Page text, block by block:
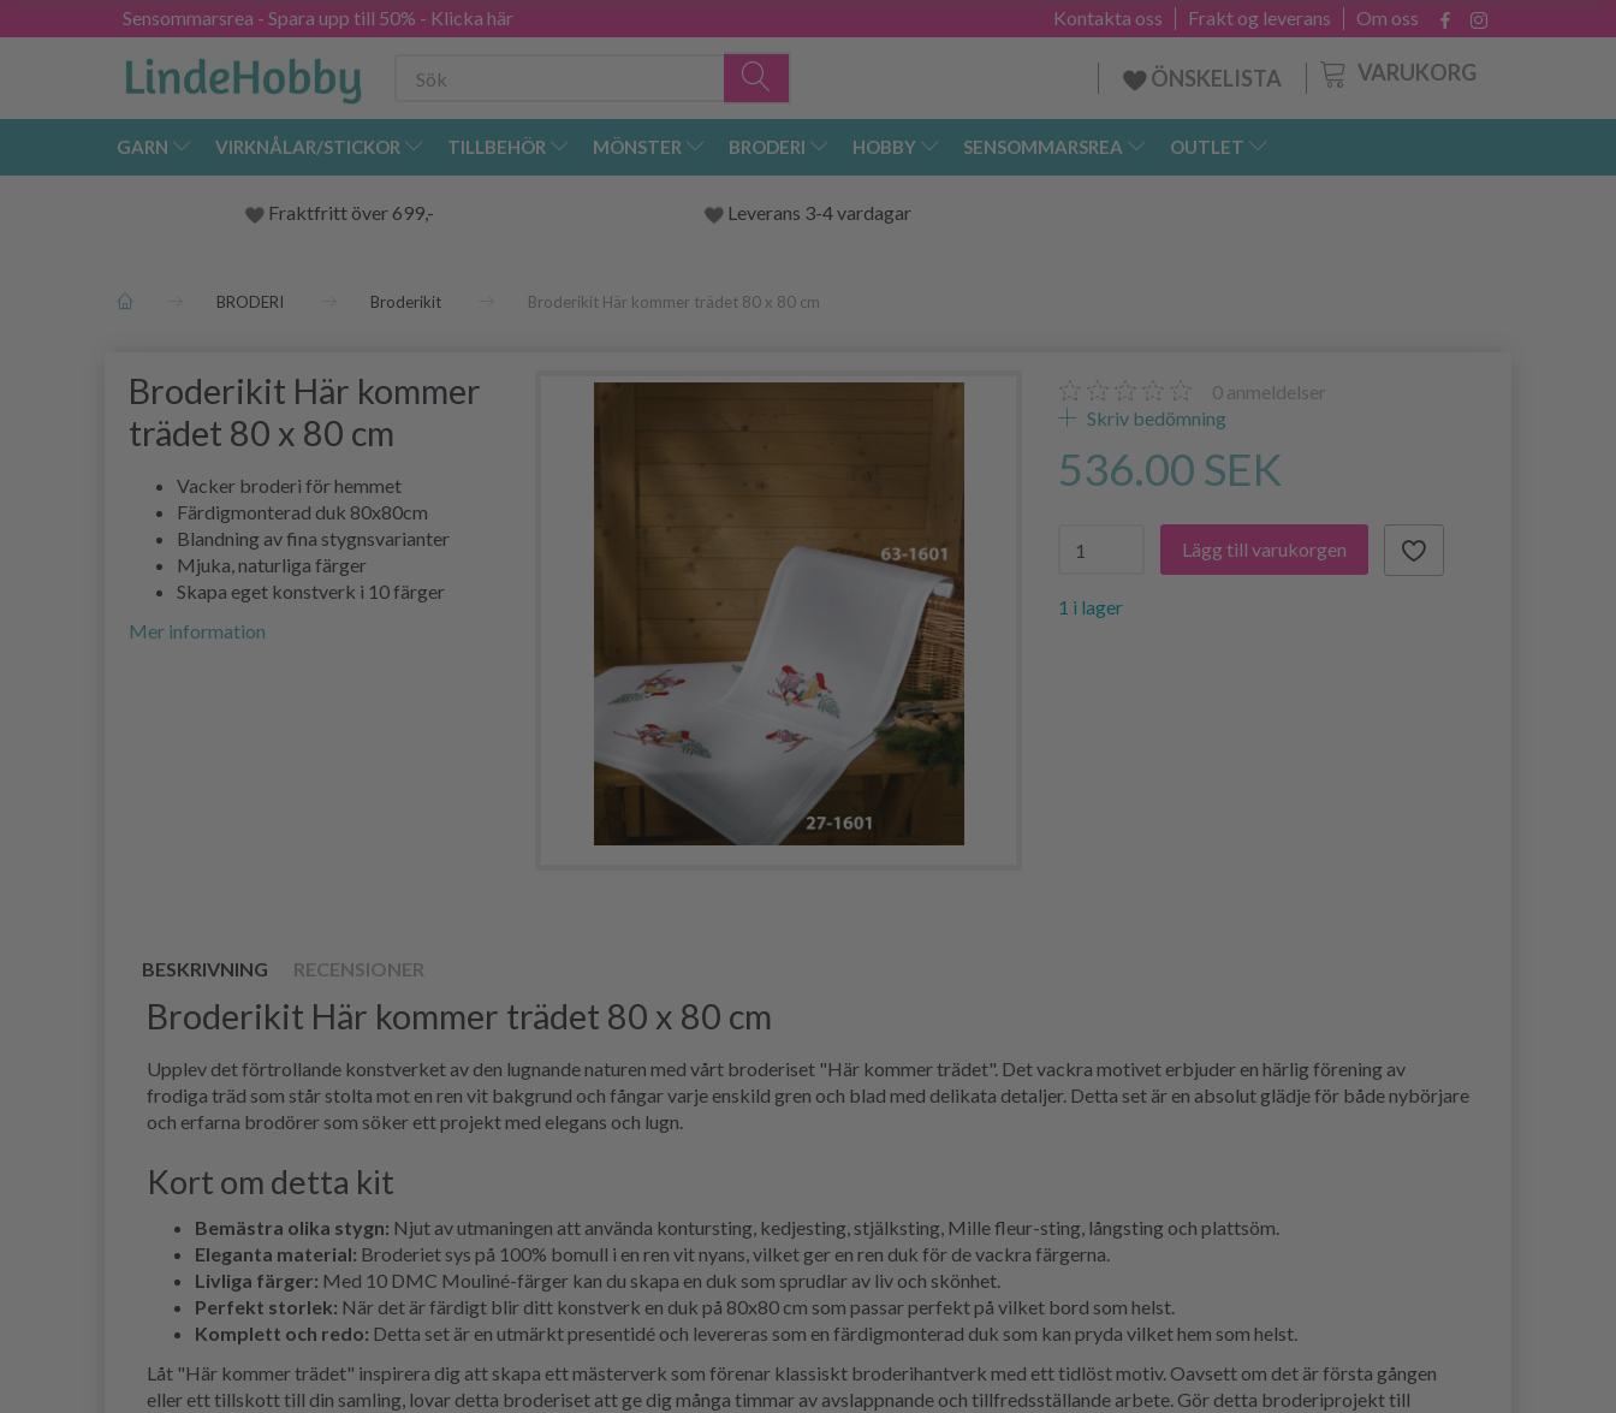
Sensommarsrea - Spara upp till 50% - Klicka här Om oss
Frakt og leverans
Kontakta oss
VARUKORG
ÖNSKELISTA
GARN VIRKNÅLAR/STICKOR TILLBEHÖR MÖNSTER BRODERI HOBBY SENSOMMARSREA OUTLET
Fraktfritt över 699,- Leverans 3-4 vardagar
BRODERI Broderikit Broderikit Här kommer trädet 80 x 80 cm
Broderikit Här kommer
trädet 80 x 80 cm
Vacker broderi för hemmet
Färdigmonterad duk 80x80cm
Blandning av fina stygnsvarianter
Mjuka, naturliga färger
Skapa eget konstverk i 10 färger
Mer information
0 anmeldelser
Skriv bedömning
536.00 SEK
Lägg till varukorgen
1 i lager
BESKRIVNING RECENSIONER
Broderikit Här kommer trädet 80 x 80 cm
Upplev det förtrollande konstverket av den lugnande naturen med vårt broderiset "Här kommer trädet". Det vackra motivet erbjuder en härlig förening av
frodiga träd som står stolta mot en ren vit bakgrund och fångar varje enskild gren och blad med delikata detaljer. Detta set är en absolut glädje för både nybörjare
och erfarna brodörer som söker ett projekt med elegans och lugn.
Kort om detta kit
Bemästra olika stygn: Njut av utmaningen att använda kontursting, kedjesting, stjälksting, Mille fleur-sting, långsting och plattsöm.
Eleganta material: Broderiet sys på 100% bomull i en ren vit nyans, vilket ger en ren duk för de vackra färgerna.
Livliga färger: Med 10 DMC Mouliné-färger kan du skapa en duk som sprudlar av liv och skönhet.
Perfekt storlek: När det är färdigt blir ditt konstverk en duk på 80x80 cm som passar perfekt på vilket bord som helst.
Komplett och redo: Detta set är en utmärkt presentidé och levereras som en färdigmonterad duk som kan pryda vilket hem som helst.
Låt "Här kommer trädet" inspirera dig att skapa ett mästerverk som förenar klassiskt broderihantverk med ett tidlöst motiv. Oavsett om det är första gången
eller ett tillskott till din samling, lovar detta broderiset att ge dig många timmar av avslappnande och tillfredsställande arbete. Gör detta broderiprojekt till